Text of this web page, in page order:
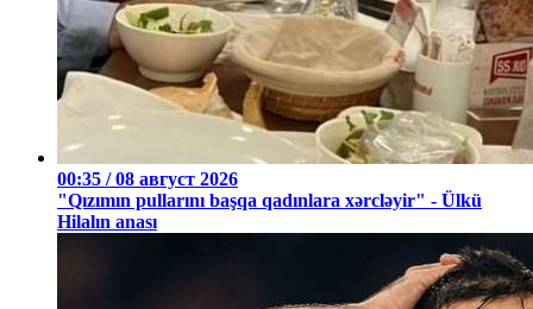
00:35 / 08 август 2026
"Qızımın pullarını başqa qadınlara xərcləyir" - Ülkü
Hilalın anası